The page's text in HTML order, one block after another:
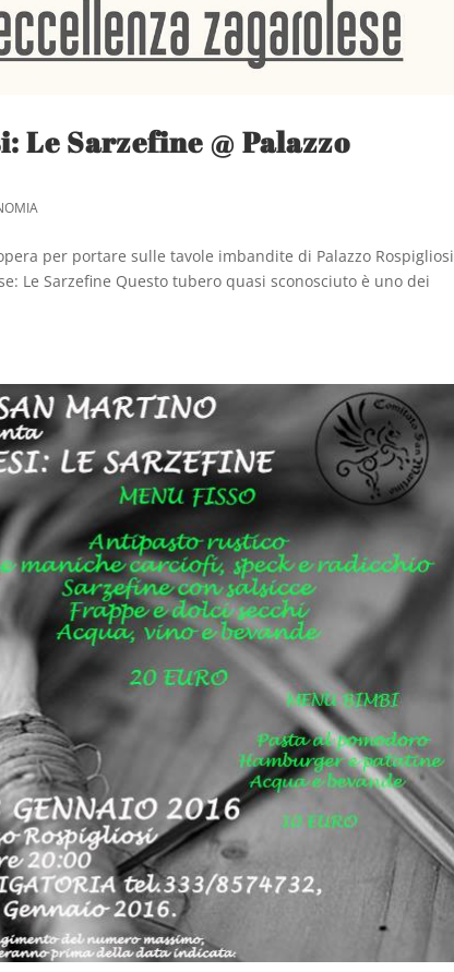
Le Sarzefine @ Palazzo
per portare sulle tavole imbandite di Palazzo Rospigliosi
Le Sarzefine Questo tubero quasi sconosciuto è uno dei